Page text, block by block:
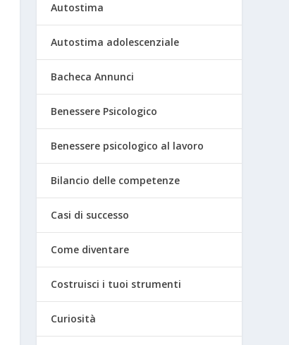
Autostima
Autostima adolescenziale
Bacheca Annunci
Benessere Psicologico
Benessere psicologico al lavoro
Bilancio delle competenze
Casi di successo
Come diventare
Costruisci i tuoi strumenti
Curiosità